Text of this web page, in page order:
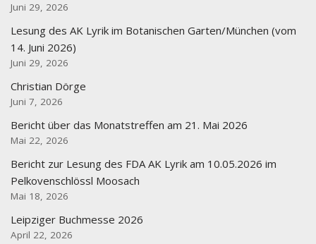
Juni 29, 2026
Lesung des AK Lyrik im Botanischen Garten/München (vom
14. Juni 2026)
Juni 29, 2026
Christian Dörge
Juni 7, 2026
Bericht über das Monatstreffen am 21. Mai 2026
Mai 22, 2026
Bericht zur Lesung des FDA AK Lyrik am 10.05.2026 im
Pelkovenschlössl Moosach
Mai 18, 2026
Leipziger Buchmesse 2026
April 22, 2026